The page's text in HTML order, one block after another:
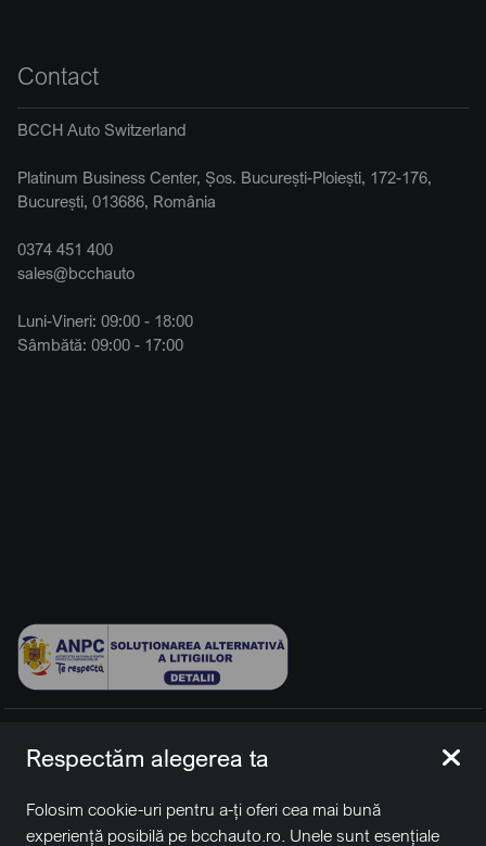
Contact
BCCH Auto Switzerland
Platinum Business Center, Șos. București-Ploiești, 172-176,
București, 013686, România
0374 451 400
sales@bcchauto
Luni-Vineri: 09:00 - 18:00
Sâmbătă: 09:00 - 17:00
rezervate.
BCCH Auto Switzerland este o marcă a societății
BCCH
Respectăm alegerea ta
Folosim cookie-uri pentru a-ți oferi cea mai bună
experiență posibilă pe bcchauto.ro. Unele sunt esențiale